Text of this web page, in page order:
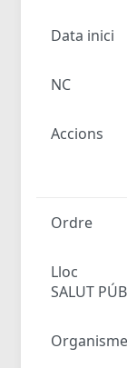
Data inici
NC
Accions
Ordre
Lloc
SALUT
Organisme